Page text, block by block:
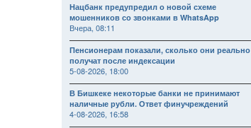
Нацбанк предупредил о новой схеме
мошенников со звонками в WhatsApp
Вчера, 08:11
Пенсионерам показали, сколько они реально
получат после индексации
5-08-2026, 18:00
В Бишкеке некоторые банки не принимают
наличные рубли. Ответ финучреждений
4-08-2026, 16:58